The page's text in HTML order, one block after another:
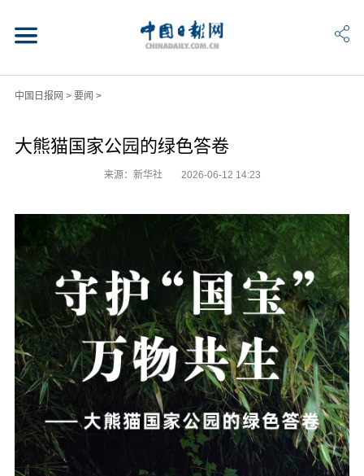
中国日报网 > 要闻 >
大熊猫国家公园的绿色答卷
来源：新华社 2026-06-12 14:23